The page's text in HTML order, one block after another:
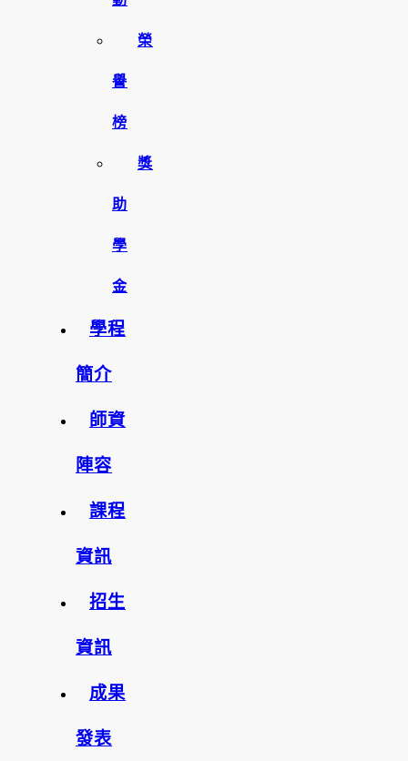
榮
譽
榜
獎
助
學
金
學程
簡介
師資
陣容
課程
資訊
招生
資訊
成果
發表